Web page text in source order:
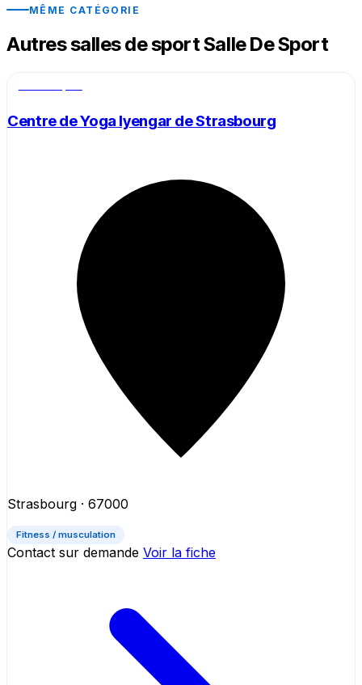
MÊME CATÉGORIE
Autres salles de sport Salle De Sport
Centre de Yoga Iyengar de Strasbourg
Strasbourg · 67000
Fitness / musculation
Contact sur demande Voir la fiche